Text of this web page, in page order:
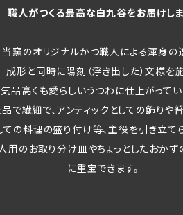
職人がつくる最高な白九谷をお届けしま
当窯のオリジナルかつ職人による渾身の
成形と同時に陽刻（浮き出した）文様を施
気品高くも愛らしいうつわに仕上がってい
で繊細で、アンティックとしての飾りや
ての料理の盛り付け等、主役を引き立て
用のお取り分け皿やちょっとしたおかず
に重宝できます。